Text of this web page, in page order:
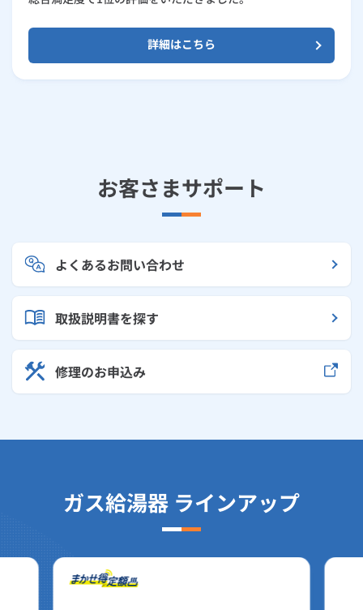
詳細はこちら
お客さまサポート
よくあるお問い合わせ
取扱説明書を探す
修理のお申込み
ガス給湯器 ラインアップ